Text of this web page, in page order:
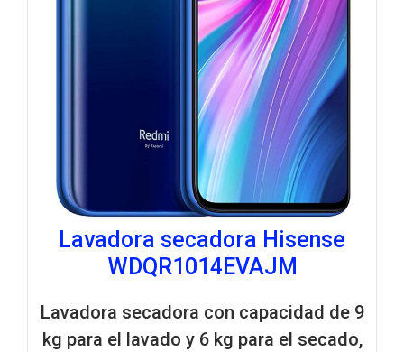
Lavadora secadora Hisense
WDQR1014EVAJM
Lavadora secadora con capacidad de 9
kg para el lavado y 6 kg para el secado,